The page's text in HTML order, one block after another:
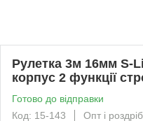
Рулетка 3м 16мм S-
корпус 2 функції
Готово до відправки
Код: 15-143
Опт і роздріб